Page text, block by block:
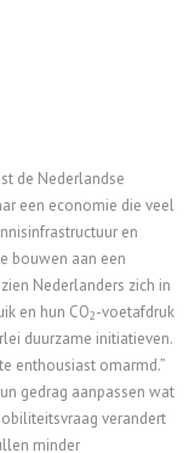
de Nederlandse
een economie die veel
en
bouwen aan een
Nederlanders zich in
en hun CO2-voetafdruk
duurzame initiatieven.
enthousiast omarmd.”
gedrag aanpassen wat
verandert
minder